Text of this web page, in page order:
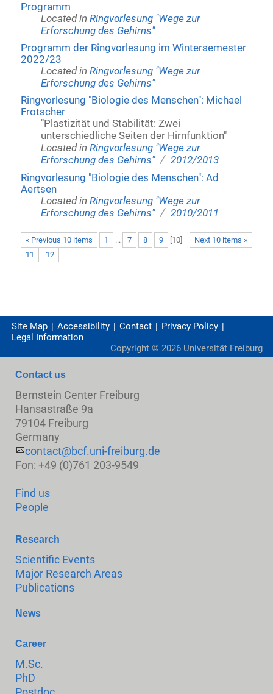
Programm
Located inRingvorlesung "Wege zur
Erforschung des Gehirns"
Programm der Ringvorlesung im Wintersemester
2022/23
Located inRingvorlesung "Wege zur
Erforschung des Gehirns"
Ringvorlesung "Biologie des Menschen": Michael
Frotscher
"Plastizität und Stabilität: Zwei
unterschiedliche Seiten der Hirnfunktion"
Located inRingvorlesung "Wege zur
Erforschung des Gehirns" / 2012/2013
Ringvorlesung "Biologie des Menschen": Ad
Aertsen
Located inRingvorlesung "Wege zur
Erforschung des Gehirns" / 2010/2011
« Previous 10 items Next 10 items »
1 ... 7 8 9 10]
11
12
Site Map Accessibility Contact
Privacy Policy
Legal Information
Copyright © 2026 Universität Freiburg
Contact us
Bernstein Center Freiburg
Hansastraße 9a
79104 Freiburg
Germany
contact@bcf.uni-freiburg.de
Fon: +49 (0)761 203-9549
Find us
People
Research
Scientific Events
Major Research Areas
Publications
News
Career
M.Sc.
PhD